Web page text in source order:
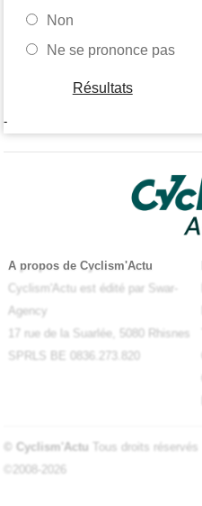
Non
Ne se prononce pas
Résultats
-
A propos de Cyclism'Actu
Cyclism'Actu est édité par Swar-
Agency
17 rue de la Suarlée, 5080 Rhisnes
SPRLS BE 0836.273.820
© Cyclism'Actu Tous droits réservés
©2008-2026